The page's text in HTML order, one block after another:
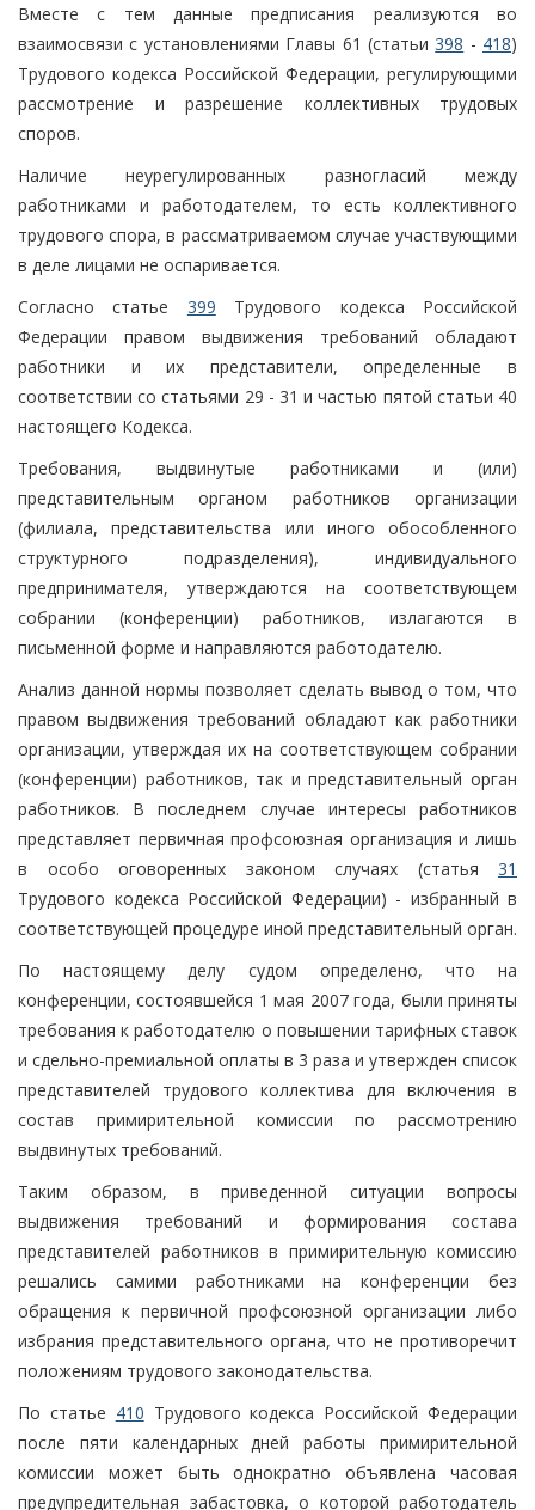
Вместе с тем данные предписания реализуются во
взаимосвязи с установлениями Главы 61 (статьи398 - 418)
Трудового кодекса Российской Федерации, регулирующими
рассмотрение и разрешение коллективных трудовых
споров.
Наличие неурегулированных разногласий между
работниками и работодателем, то есть коллективного
трудового спора, в рассматриваемом случае участвующими
в деле лицами не оспаривается.
Согласно статье 399 Трудового кодекса Российской
Федерации правом выдвижения требований обладают
работники и их представители, определенные в
соответствии со статьями 29 - 31 и частью пятой статьи 40
настоящего Кодекса.
Требования, выдвинутые работниками и (или)
представительным органом работников организации
(филиала, представительства или иного обособленного
структурного подразделения), индивидуального
предпринимателя, утверждаются на соответствующем
собрании (конференции) работников, излагаются в
письменной форме и направляются работодателю.
Анализ данной нормы позволяет сделать вывод о том, что
правом выдвижения требований обладают как работники
организации, утверждая их на соответствующем собрании
(конференции) работников, так и представительный орган
работников. В последнем случае интересы работников
представляет первичная профсоюзная организация и лишь
в особо оговоренных законом случаях (статья 31
Трудового кодекса Российской Федерации) - избранный в
соответствующей процедуре иной представительный орган.
По настоящему делу судом определено, что на
конференции, состоявшейся 1 мая 2007 года, были приняты
требования к работодателю о повышении тарифных ставок
и сдельно-премиальной оплаты в 3 раза и утвержден список
представителей трудового коллектива для включения в
состав примирительной комиссии по рассмотрению
выдвинутых требований.
Таким образом, в приведенной ситуации вопросы
выдвижения требований и формирования состава
представителей работников в примирительную комиссию
решались самими работниками на конференции без
обращения к первичной профсоюзной организации либо
избрания представительного органа, что не противоречит
положениям трудового законодательства.
По статье 410 Трудового кодекса Российской Федерации
после пяти календарных дней работы примирительной
комиссии может быть однократно объявлена часовая
предупредительная забастовка, о которой работодатель